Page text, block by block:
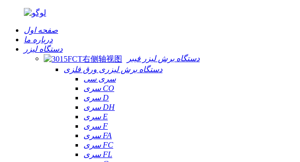
صفحه اول
درباره ما
دستگاه لیزر
دستگاه برش لیزر فیبر
دستگاه برش لیزری ورق فلزی
سری سی
سری CO
سری D
سری DH
سری E
سری F
سری FA
سری FC
سری FL